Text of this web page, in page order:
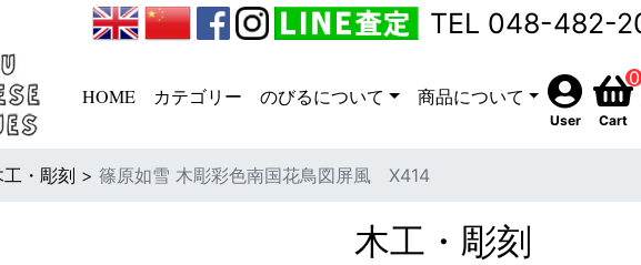
TEL 048-482-
HOME カテゴリー のびるについて 商品について
User
0
Cart
工・彫刻 > 篠原如雪 木彫彩色南国花鳥図屏風 X414
木工・彫刻